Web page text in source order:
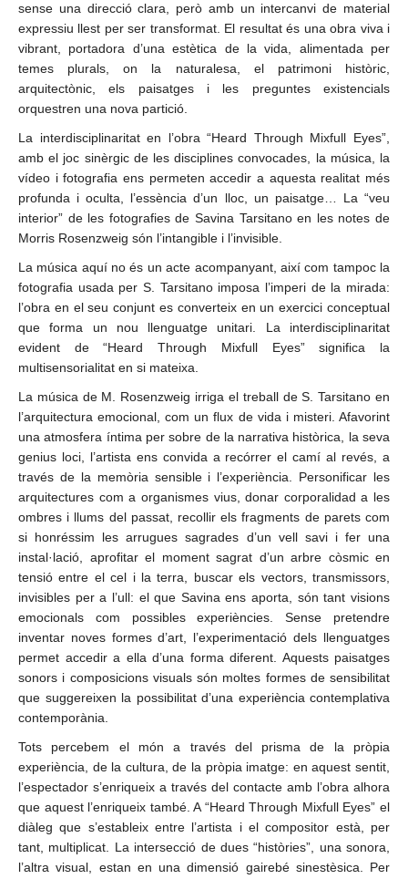
sense una direcció clara, però amb un intercanvi de material
expressiu llest per ser transformat. El resultat és una obra viva i
vibrant, portadora d’una estètica de la vida, alimentada per
temes plurals, on la naturalesa, el patrimoni històric,
arquitectònic, els paisatges i les preguntes existencials
orquestren una nova partició.
La interdisciplinaritat en l’obra “Heard Through Mixfull Eyes”,
amb el joc sinèrgic de les disciplines convocades, la música, la
vídeo i fotografia ens permeten accedir a aquesta realitat més
profunda i oculta, l’essència d’un lloc, un paisatge… La “veu
interior” de les fotografies de Savina Tarsitano en les notes de
Morris Rosenzweig són l’intangible i l’invisible.
La música aquí no és un acte acompanyant, així com tampoc la
fotografia usada per S. Tarsitano imposa l’imperi de la mirada:
l’obra en el seu conjunt es converteix en un exercici conceptual
que forma un nou llenguatge unitari. La interdisciplinaritat
evident de “Heard Through Mixfull Eyes” significa la
multisensorialitat en si mateixa.
La música de M. Rosenzweig irriga el treball de S. Tarsitano en
l’arquitectura emocional, com un flux de vida i misteri. Afavorint
una atmosfera íntima per sobre de la narrativa històrica, la seva
genius loci, l’artista ens convida a recórrer el camí al revés, a
través de la memòria sensible i l’experiència. Personificar les
arquitectures com a organismes vius, donar corporalidad a les
ombres i llums del passat, recollir els fragments de parets com
si honréssim les arrugues sagrades d’un vell savi i fer una
instal·lació, aprofitar el moment sagrat d’un arbre còsmic en
tensió entre el cel i la terra, buscar els vectors, transmissors,
invisibles per a l’ull: el que Savina ens aporta, són tant visions
emocionals com possibles experiències. Sense pretendre
inventar noves formes d’art, l’experimentació dels llenguatges
permet accedir a ella d’una forma diferent. Aquests paisatges
sonors i composicions visuals són moltes formes de sensibilitat
que suggereixen la possibilitat d’una experiència contemplativa
contemporània.
Tots percebem el món a través del prisma de la pròpia
experiència, de la cultura, de la pròpia imatge: en aquest sentit,
l’espectador s’enriqueix a través del contacte amb l’obra alhora
que aquest l’enriqueix també. A “Heard Through Mixfull Eyes” el
diàleg que s’estableix entre l’artista i el compositor està, per
tant, multiplicat. La intersecció de dues “històries”, una sonora,
l’altra visual, estan en una dimensió gairebé sinestèsica. Per